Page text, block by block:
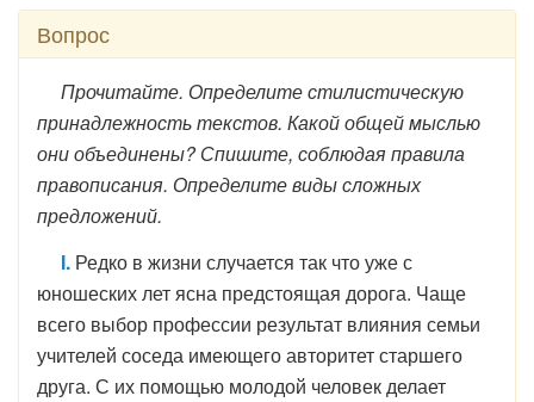
Вопрос
Прочитайте. Определите стилистическую
принадлежность текстов. Какой общей мыслью
они объединены? Спишите, соблюдая правила
правописания. Определите виды сложных
предложений.
I. Редко в жизни случается так что уже с
юношеских лет ясна предстоящая дорога. Чаще
всего выбор профессии результат влияния семьи
учителей соседа имеющего авторитет старшего
друга. С их помощью молодой человек делает